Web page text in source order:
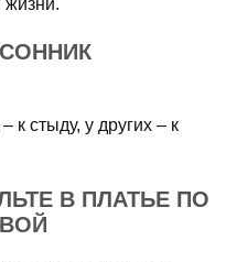
жизни.
к стыду, у других – к
В ПЛАТЬЕ ПО